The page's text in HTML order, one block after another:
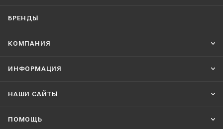
БРЕНДЫ
КОМПАНИЯ
ИНФОРМАЦИЯ
НАШИ CАЙТЫ
ПОМОЩЬ